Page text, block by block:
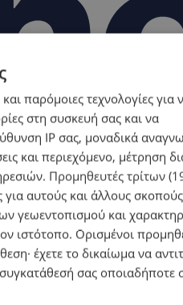
παρόμοιες τεχνολογίες για
στη συσκευή σας και να
IP σας, μοναδικά
και περιεχόμενο, μέτρηση
Προμηθευτές τρίτων
για αυτούς και άλλους
γεωεντοπισμού και
ιστότοπο. Ορισμένοι
έχετε το δικαίωμα να
σας οποιαδήποτε